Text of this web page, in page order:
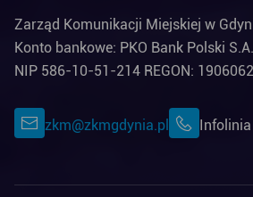
Zarząd Komunikacji Miejskiej w
Konto bankowe: PKO Bank Polski
NIP 586-10-51-214 REGON:
zkm@zkmgdynia.pl Infolinia